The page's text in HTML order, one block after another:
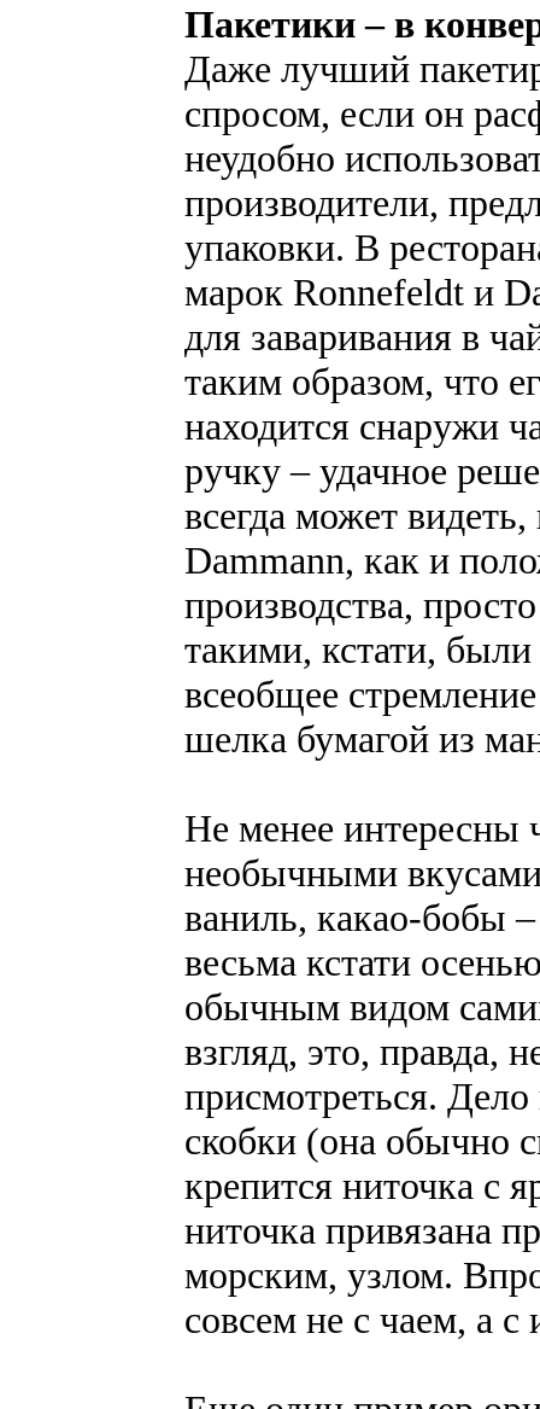
Пакетики – в
Даже лучший
спросом, если он
неудобно
производители,
упаковки. В
марок Ronnefeldt и
для заваривания в
таким образом, что
находится снаружи
ручку – удачное
всегда может
Dammann, как и
производства,
такими, кстати,
всеобщее
шелка бумагой из
Не менее интересны
необычными
ваниль, какао-бобы
весьма кстати
обычным видом
взгляд, это, правда,
присмотреться.
скобки (она обычно
крепится ниточка с
ниточка привязана
морским, узлом.
совсем не с чаем, а с